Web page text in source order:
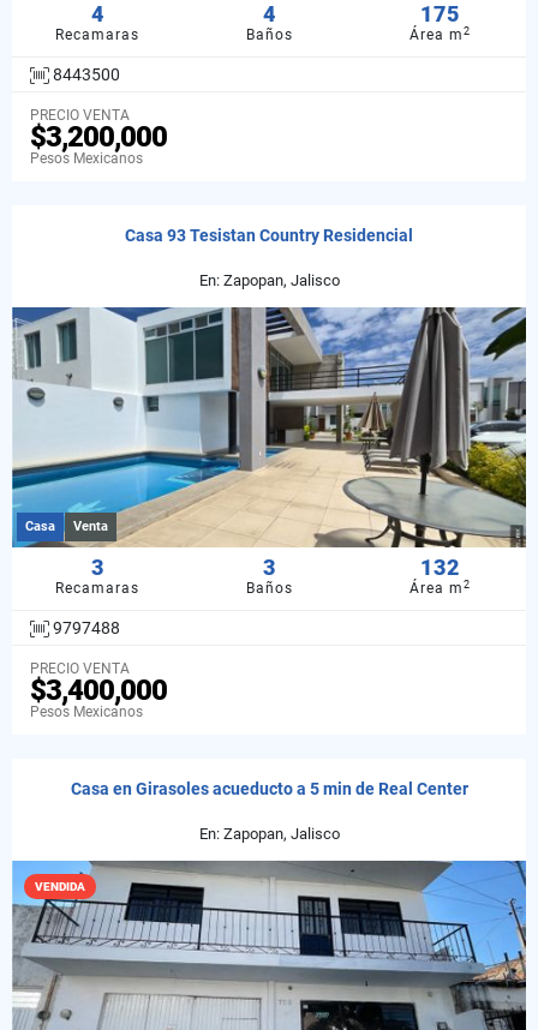
4
Recamaras
4
Baños
175
Área m2
8443500
PRECIO VENTA
$3,200,000
Pesos Mexicanos
Casa 93 Tesistan Country Residencial
En: Zapopan, Jalisco
Casa Venta
3
Recamaras
3
Baños
132
Área m2
9797488
PRECIO VENTA
$3,400,000
Pesos Mexicanos
Casa en Girasoles acueducto a 5 min de Real Center
En: Zapopan, Jalisco
VENDIDA